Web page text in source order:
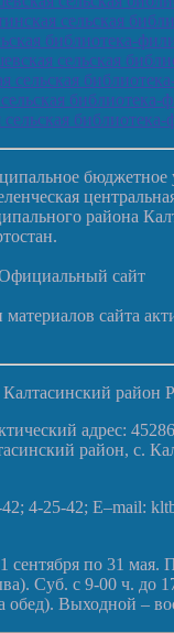
сельская
библиотека-
сельская
сельская
сельская
бюджетное
района
сайт
сайта
район
адрес:
район, с.
4-25-42; E–mail:
по 31 мая.
Суб. с 9-00 ч. до
обед). Выходной –